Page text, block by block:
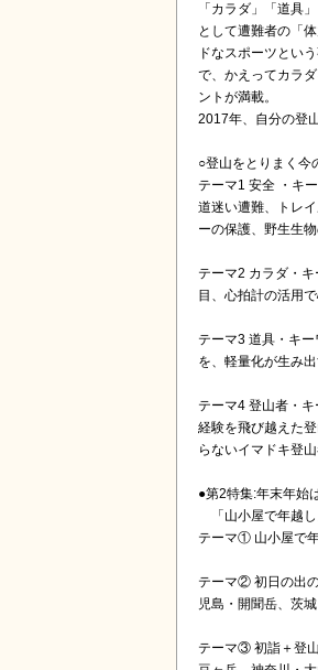
「カラダ」「道具
として遭難者の「
ドなスポーツとい
で、かえってカラ
ントが満載。
2017年、自分の登
○登山をとりまく今
テーマ1 安全 ・キ
道迷い遭難、トレ
ーの保護、野生生
テーマ2 カラダ・
目、心拍計の活用
テーマ3 道具・キ
を、軽量化が生み
テーマ4 登山者・
経験を飛び越えた
らないイマドキ登
●第2特集:年末年始
「山小屋で年越し
テーマ① 山小屋で
テーマ② 初日の出
児島・開聞岳、茨
テーマ③ 初詣＋登